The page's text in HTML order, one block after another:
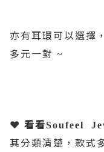
亦有耳環可以選擇
多元一對 ~
❤ 看看Soufeel
其分類清楚，款式